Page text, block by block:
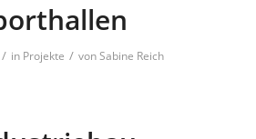
/ in Projekte / vonSabine Reich